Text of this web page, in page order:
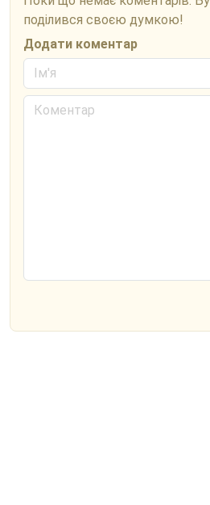
поділився своєю думкою!
Додати коментар